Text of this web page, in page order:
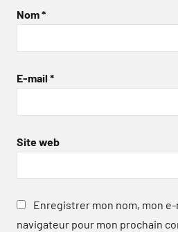
Nom*
E-mail *
Site web
Enregistrer mon nom, mon
navigateur pour mon prochain